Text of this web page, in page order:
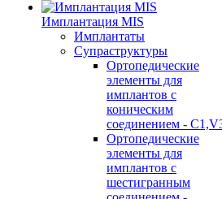
Имплантация MIS
Имплантаты
Супраструктуры
Ортопедические
элементы для
имплантов с
коническим
соединением -
Ортопедические
элементы для
имплантов с
шестигранным